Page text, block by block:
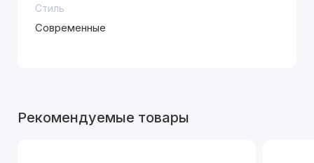
Стиль
Современные
Рекомендуемые товары